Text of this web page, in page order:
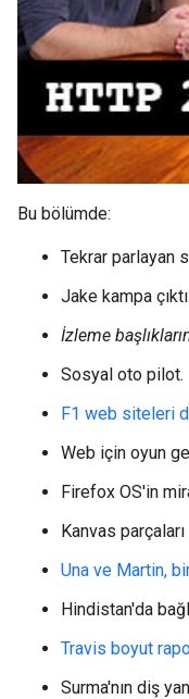
Bu bölümde:
Tekrar parlayan
Jake kampa çıktı.
İzleme
Sosyal oto pilot.
F1 web siteleri
Web için oyun
Firefox OS'in
Kanvas parçaları
Una ve Martin,
Hindistan'da
Travis boyut
Surma'nın diş